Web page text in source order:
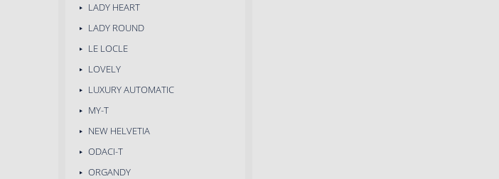
LADY HEART
LADY ROUND
LE LOCLE
LOVELY
LUXURY AUTOMATIC
MY-T
NEW HELVETIA
ODACI-T
ORGANDY